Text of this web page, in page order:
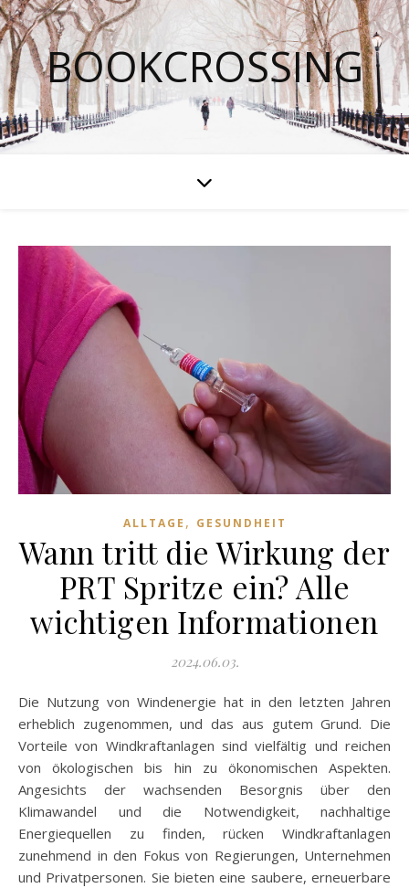
BOOKCROSSING
ALLTAGE , GESUNDHEIT
Wann tritt die Wirkung der
PRT Spritze ein? Alle
wichtigen Informationen
2024.06.03.
Die Nutzung von Windenergie hat in den letzten Jahren
erheblich zugenommen, und das aus gutem Grund. Die
Vorteile von Windkraftanlagen sind vielfältig und reichen
von ökologischen bis hin zu ökonomischen Aspekten.
Angesichts der wachsenden Besorgnis über den
Klimawandel und die Notwendigkeit, nachhaltige
Energiequellen zu finden, rücken Windkraftanlagen
zunehmend in den Fokus von Regierungen, Unternehmen
und Privatpersonen. Sie bieten eine saubere, erneuerbare